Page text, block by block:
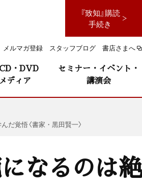
『致知』購読
手続き
メルマガ登録 スタッフブログ 書店さまへ
・DVD
ディア
セミナー・イベント・
講演会
覚悟〈書家・黒田賢一〉
なるのは絶